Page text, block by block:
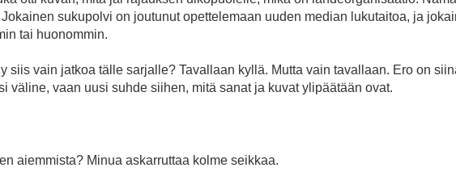
sukupolvi on joutunut opettelemaan uuden median lukutaitoa, ja
tai huonommin.
siis vain jatkoa tälle sarjalle? Tavallaan kyllä. Mutta vain tavallaan. Ero on
väline, vaan uusi suhde siihen, mitä sanat ja kuvat ylipäätään ovat.
aiemmista? Minua askarruttaa kolme seikkaa.